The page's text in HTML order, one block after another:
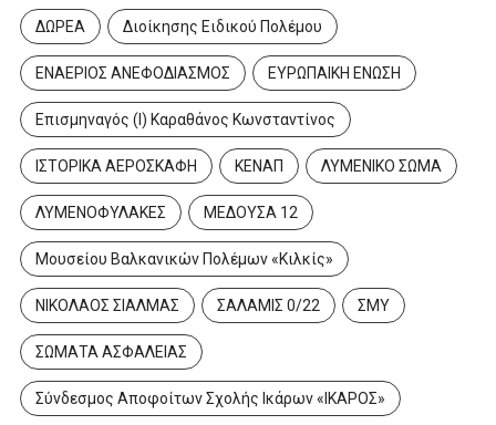
ΔΩΡΕΑ Διοίκησης Ειδικού Πολέμου
ΕΝΑΕΡΙΟΣ ΑΝΕΦΟΔΙΑΣΜΟΣ ΕΥΡΩΠΑΙΚΗ ΕΝΩΣΗ
Επισμηναγός (Ι) Καραθάνος Κωνσταντίνος
ΙΣΤΟΡΙΚΑ ΑΕΡΟΣΚΑΦΗ ΚΕΝΑΠ ΛΥΜΕΝΙΚΟ ΣΩΜΑ
ΛΥΜΕΝΟΦΥΛΑΚΕΣ ΜΕΔΟΥΣΑ 12
Μουσείου Βαλκανικών Πολέμων «Κιλκίς»
ΝΙΚΟΛΑΟΣ ΣΙΑΛΜΑΣ ΣΑΛΑΜΙΣ 0/22 ΣΜΥ
ΣΩΜΑΤΑ ΑΣΦΑΛΕΙΑΣ
Σύνδεσμος Αποφοίτων Σχολής Ικάρων «ΙΚΑΡΟΣ»